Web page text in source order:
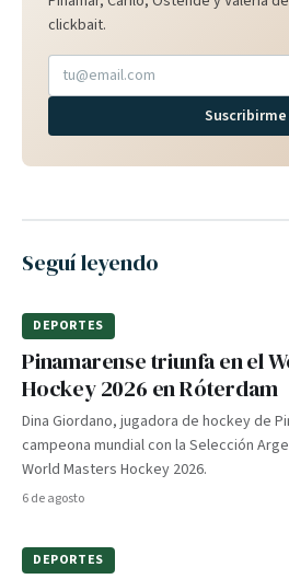
clickbait.
Suscribirme
Seguí leyendo
DEPORTES
Pinamarense triunfa en el
Hockey 2026 en Róterdam
Dina Giordano, jugadora de hockey de
campeona mundial con la Selección
World Masters Hockey 2026.
6 de agosto
DEPORTES